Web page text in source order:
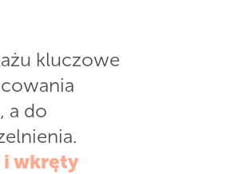
kluczowe
a do
i wkręty